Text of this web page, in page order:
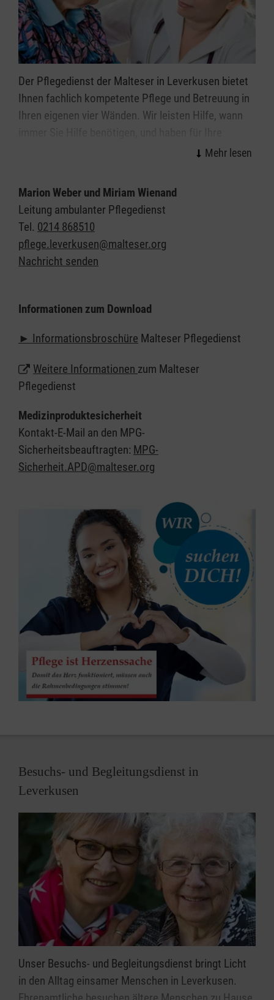
Der Pflegedienst der Malteser in Leverkusen bietet
Ihnen fachlich kompetente Pflege und Betreuung in
Ihren eigenen vier Wänden. Wir leisten Hilfe, wann
eigenständiges Leben in Ihrem Zuhause zu
ermöglichen.
Das Verhältnis zwischen Patientin oder Patient und
ambulanter Pflege muss in hohem Maße von
abgestimmten Zeiten zu Hause aufsuchen. Darauf
Marion Weber und Miriam Wienand
Leitung ambulanter Pflegedienst
Tel. 0214 868510
pflege.leverkusen@malteser.org
Nachricht senden
Informationen zum Download
► Informationsbroschüre Malteser Pflegedienst
Weitere Informationen zum Malteser
Pflegedienst
Medizinproduktesicherheit
Kontakt-E-Mail an den MPG-
Sicherheitsbeauftragten: MPG-
Sicherheit.APD@malteser.org
Besuchs- und Begleitungsdienst in
Leverkusen
Unser Besuchs- und Begleitungsdienst bringt Licht
in den Alltag einsamer Menschen in Leverkusen.